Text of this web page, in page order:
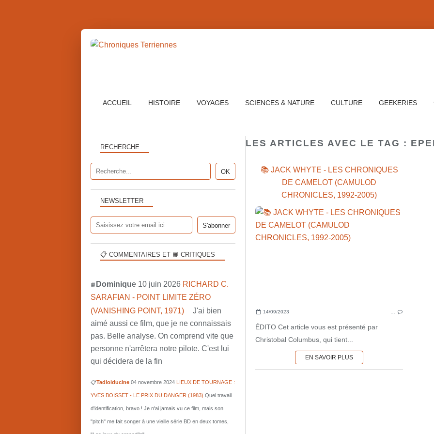
ACCUEIL HISTOIRE VOYAGES SCIENCES & NATURE CULTURE GEEKERIES
LES ARTICLES AVEC LE TAG :
📚 JACK WHYTE - LES CHRONIQUES
DE CAMELOT (CAMULOD
CHRONICLES, 1992-2005)
14/09/2023
ÉDITO Cet article vous est présenté par
Christobal Columbus, qui tient...
EN SAVOIR PLUS
NEWSLETTER
RECHERCHE
📋 COMMENTAIRES ET 📙 CRITIQUES
📙 Dominique 10 juin 2026 RICHARD C.
SARAFIAN - POINT LIMITE ZÉRO
(VANISHING POINT, 1971)
J'ai bien
aimé aussi ce film, que je ne connaissais
pas. Belle analyse. On comprend vite que
personne n'arrêtera notre pilote. C'est lui
qui décidera de la fin
📋Tadloiducine 04 novembre 2024 LIEUX DE TOURNAGE :
YVES BOISSET - LE PRIX DU DANGER (1983) Quel travail
d'identification, bravo ! Je n'ai jamais vu ce film, mais son
"pitch" me fait songer à une vieille série BD en deux tomes,